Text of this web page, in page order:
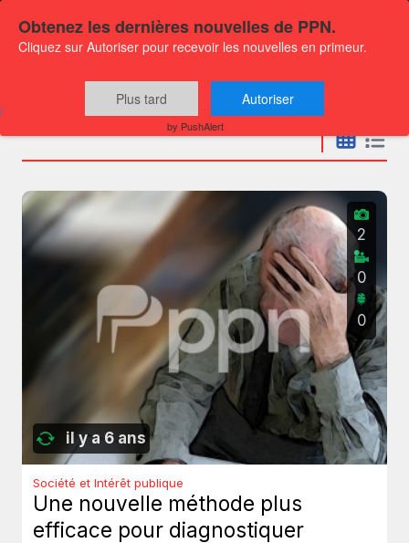
Communiqués
il y a 6 ans
2
0
0
Société et Intérêt publique
Une nouvelle méthode plus
efficace pour diagnostiquer
Obtenez les dernières nouvelles de PPN.
Cliquez sur Autoriser pour recevoir les nouvelles en primeur.
Plus tard Autoriser
by PushAlert